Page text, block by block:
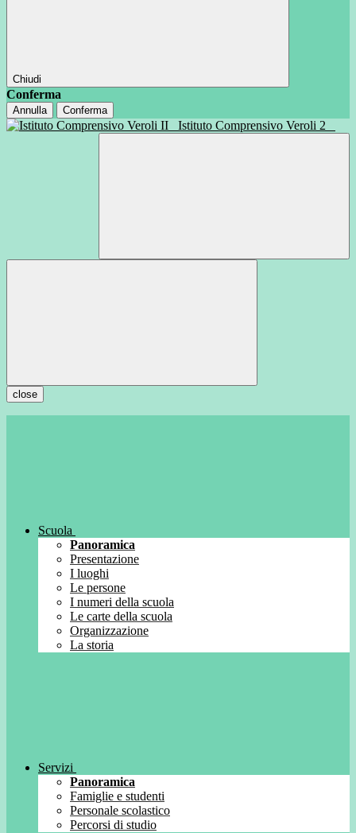
Chiudi
Conferma
Annulla Conferma
Istituto Comprensivo Veroli 2
close
Scuola
Panoramica
Presentazione
I luoghi
Le persone
I numeri della scuola
Le carte della scuola
Organizzazione
La storia
Servizi
Panoramica
Famiglie e studenti
Personale scolastico
Percorsi di studio